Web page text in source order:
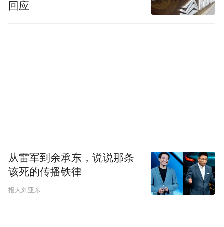
回应
从雷军到余承东，说说那条
该死的传播铁律
报人刘亚东